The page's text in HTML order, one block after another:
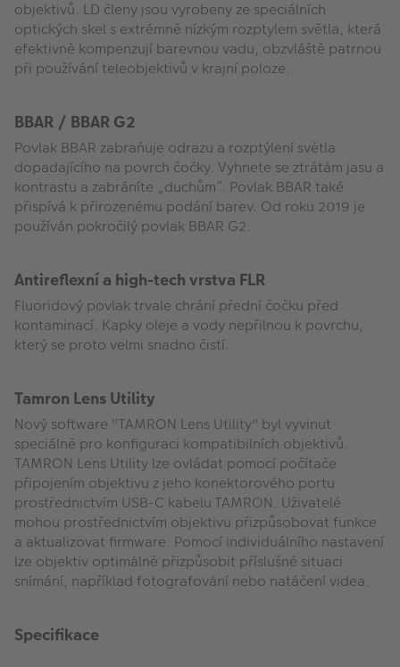
objektivů. LD členy jsou vyrobeny ze speciálních
optických skel s extrémně nízkým rozptylem světla, která
efektivně kompenzují barevnou vadu, obzvláště patrnou
při používání teleobjektivů v krajní poloze.
BBAR / BBAR G2
Povlak BBAR zabraňuje odrazu a rozptýlení světla
dopadajícího na povrch čočky. Vyhnete se ztrátám jasu a
kontrastu a zabráníte „duchům“. Povlak BBAR také
přispívá k přirozenému podání barev. Od roku 2019 je
používán pokročilý povlak BBAR G2.
Antireflexní a high-tech vrstva FLR
Fluoridový povlak trvale chrání přední čočku před
kontaminací. Kapky oleje a vody nepřilnou k povrchu,
který se proto velmi snadno čistí.
Tamron Lens Utility
Nový software "TAMRON Lens Utility" byl vyvinut
speciálně pro konfiguraci kompatibilních objektivů.
TAMRON Lens Utility lze ovládat pomocí počítače
připojením objektivu z jeho konektorového portu
prostřednictvím USB-C kabelu TAMRON. Uživatelé
mohou prostřednictvím objektivu přizpůsobovat funkce
a aktualizovat firmware. Pomocí individuálního nastavení
lze objektiv optimálně přizpůsobit příslušné situaci
snímání, například fotografování nebo natáčení videa.
Specifikace